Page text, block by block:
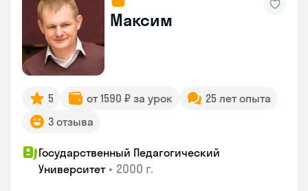
Максим
5 от 1590 ₽ за урок
25 лет опыта
3 отзыва
Государственный Педагогический
Университет • 2000 г.